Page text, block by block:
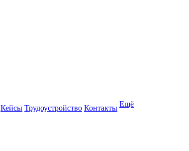
Кейсы Трудоустройство Контакты Ещё